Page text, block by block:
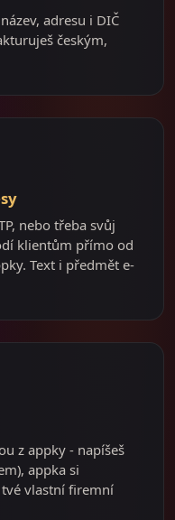
adresu i DIČ
českým,
nebo třeba svůj
klientům přímo od
Text i předmět e-
z appky - napíšeš
appka si
vlastní firemní